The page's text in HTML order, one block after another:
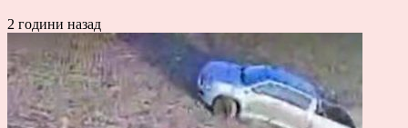
2 години назад